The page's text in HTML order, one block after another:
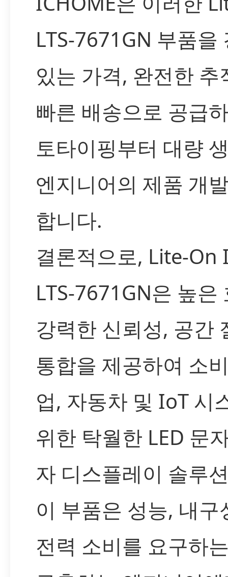
LTS-7671GN 부품을
있는 가격, 완전한 추
빠른 배송으로 공급
토타이핑부터 대량
엔지니어의 제품 개
합니다.
결론적으로, Lite-On
LTS-7671GN은 높은
강력한 신뢰성, 공간
통합을 제공하여 소
업, 자동차 및 IoT 시
위한 탁월한 LED 문
자 디스플레이 솔루
이 부품은 성능, 내구
전력 소비를 요구하